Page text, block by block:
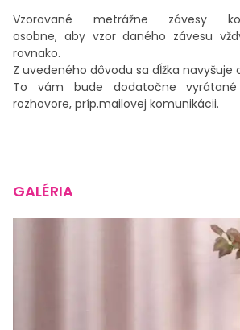
Vzorované metrážne závesy
osobne, aby vzor daného závesu
rovnako.
Z uvedeného dôvodu sa dĺžka navyšuje
To vám bude dodatočne
rozhovore, príp.mailovej komunikácii.
GALÉRIA